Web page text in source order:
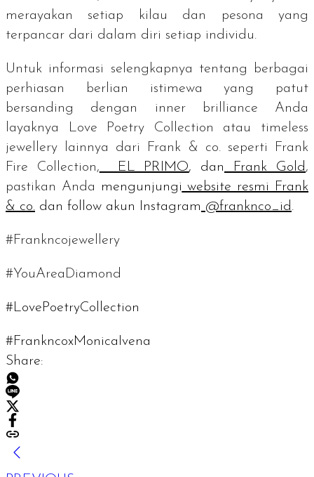
merayakan setiap kilau dan pesona yang
terpancar dari dalam diri setiap individu.
Untuk informasi selengkapnya tentang berbagai
perhiasan berlian istimewa yang patut
bersanding dengan inner brilliance Anda
layaknya Love Poetry Collection atau timeless
jewellery lainnya dari Frank & co. seperti Frank
Fire Collection,
EL PRIMO, dan Frank Gold,
pastikan Anda mengunjungi website resmi Frank
& co. dan follow akun Instagram @franknco_id.
#Frankncojewellery
#YouAreaDiamond
#LovePoetryCollection
#FrankncoxMonicaIvena
Share: